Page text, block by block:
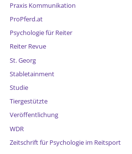
Praxis Kommunikation
ProPferd.at
Psychologie für Reiter
Reiter Revue
St. Georg
Stabletainment
Studie
Tiergestützte
Veröffentlichung
WDR
Zeitschrift für Psychologie im Reitsport